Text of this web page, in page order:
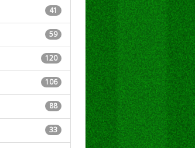
41
59
120
106
88
33